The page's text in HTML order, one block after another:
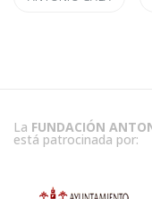
La FUNDACIÓN
está patrocinada por: